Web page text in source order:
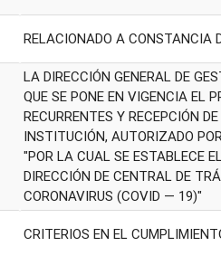
RELACIONADO A CONSTANCIA
LA DIRECCIÓN GENERAL DE
QUE SE PONE EN VIGENCIA EL
RECURRENTES Y RECEPCIÓN
INSTITUCIÓN, AUTORIZADO
"POR LA CUAL SE ESTABLECE
DIRECCIÓN DE CENTRAL DE
CORONAVIRUS (COVID — 19)"
CRITERIOS EN EL